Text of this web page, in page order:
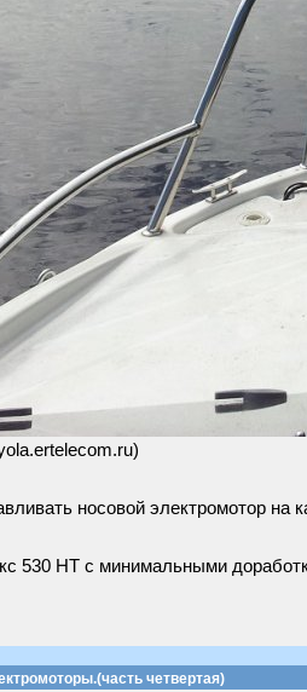
носовой электромотор на
530 НТ с минимальными
четвертая)